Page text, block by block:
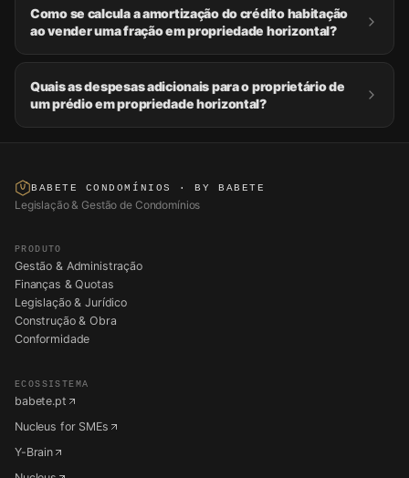
Como se calcula a amortização do crédito habitação
ao vender uma fração em propriedade horizontal?
Quais as despesas adicionais para o proprietário de
um prédio em propriedade horizontal?
BABETE CONDOMÍNIOS · BY BABETE
Legislação & Gestão de Condomínios
PRODUTO
Gestão & Administração
Finanças & Quotas
Legislação & Jurídico
Construção & Obra
Conformidade
ECOSSISTEMA
babete.pt
Nucleus for SMEs
Y-Brain